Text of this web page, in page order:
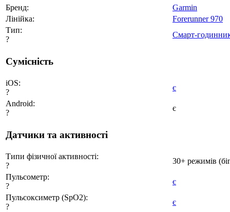
Бренд:
Garmin
Лінійка:
Forerunner 970
Тип:
?
Смарт-
Сумісність
iOS:
?
є
Android:
?
є
Датчики та активності
Типи фізичної активності:
?
30+ режимів
Пульсометр:
?
є
Пульсоксиметр (SpO2):
?
є